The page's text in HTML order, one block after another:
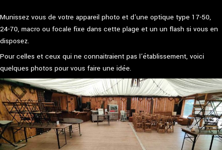
Munissez vous de votre appareil photo et d’une optique type 17-50,
24-70, macro ou focale fixe dans cette plage et un un flash si vous en
disposez.
Pour celles et ceux qui ne connaitraient pas l’établissement, voici
quelques photos pour vous faire une idée.